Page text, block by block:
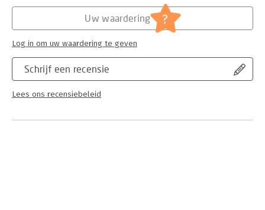
Schrijf een recensie
Lees ons recensiebeleid
Uw waardering ?
Log in om uw waardering te geven